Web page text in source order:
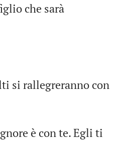
che sarà
si rallegreranno con
è con te. Egli ti